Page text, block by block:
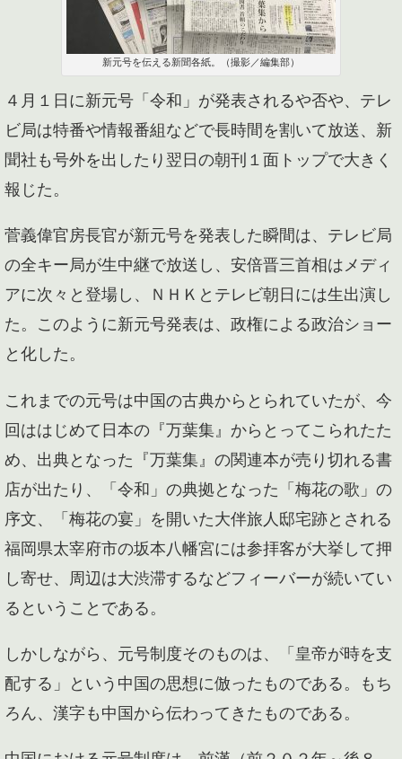
新元号を伝える新聞各紙。（撮影／編集部）
４月１日に新元号「令和」が発表されるや否や、テレ
ビ局は特番や情報番組などで長時間を割いて放送、新
聞社も号外を出したり翌日の朝刊１面トップで大きく
報じた。
菅義偉官房長官が新元号を発表した瞬間は、テレビ局
の全キー局が生中継で放送し、安倍晋三首相はメディ
アに次々と登場し、ＮＨＫとテレビ朝日には生出演し
た。このように新元号発表は、政権による政治ショー
と化した。
これまでの元号は中国の古典からとられていたが、今
回ははじめて日本の『万葉集』からとってこられたた
め、出典となった『万葉集』の関連本が売り切れる書
店が出たり、「令和」の典拠となった「梅花の歌」の
序文、「梅花の宴」を開いた大伴旅人邸宅跡とされる
福岡県太宰府市の坂本八幡宮には参拝客が大挙して押
し寄せ、周辺は大渋滞するなどフィーバーが続いてい
るということである。
しかしながら、元号制度そのものは、「皇帝が時を支
配する」という中国の思想に倣ったものである。もち
ろん、漢字も中国から伝わってきたものである。